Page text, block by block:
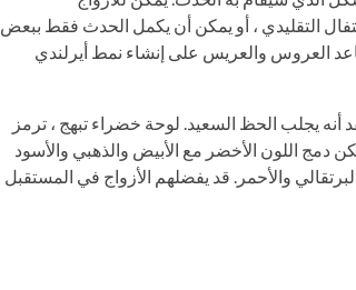
التقليدي ، أو يمكن أن يكمل الحدث فقط ببعض
العروس والعريس على إنشاء نمط أيرلندي
أنه يجلب الحظ السعيد. لوحة خضراء تبهج ، ترمز
دمج اللون الأخضر مع الأبيض والذهبي والأسود
والأحمر. قد يفضلهم الأزواج في المستقبل